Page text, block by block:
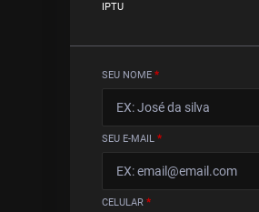
IPTU
SEU NOME *
SEU E-MAIL *
CELULAR *